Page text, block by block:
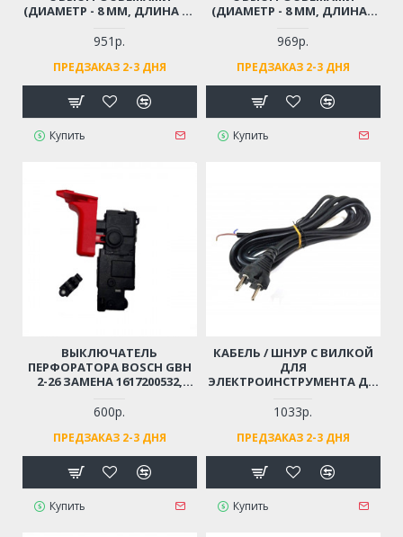
(ДИАМЕТР - 8 ММ, ДЛИНА - 9
951р.
ПРЕДЗАКАЗ 2-3 ДНЯ
Купить
(ДИАМЕТР - 8 ММ, ДЛИНА -
969р.
ПРЕДЗАКАЗ 2-3 ДНЯ
Купить
ВЫКЛЮЧАТЕЛЬ
ПЕРФОРАТОРА BOSCH GBH
2-26 ЗАМЕНА 1617200532,
600р.
ПРЕДЗАКАЗ 2-3 ДНЯ
Купить
КАБЕЛЬ / ШНУР С ВИЛКОЙ
ДЛЯ
ЭЛЕКТРОИНСТРУМЕНТА ДО
МОРОЗОСТОЙКИЙ,
МЯГКИЙ, ИЗНОСОСТОЙКАЯ
РЕЗИНА
1033р.
ПРЕДЗАКАЗ 2-3 ДНЯ
Купить